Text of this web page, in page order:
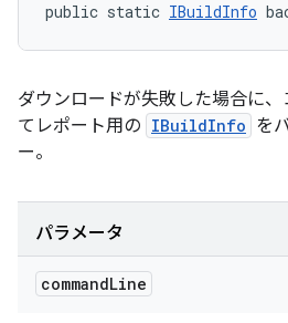
public static IBuildInfo
ダウンロードが失敗した場合に
てレポート用の IBuildInfo を
ー。
パラメータ
commandLine